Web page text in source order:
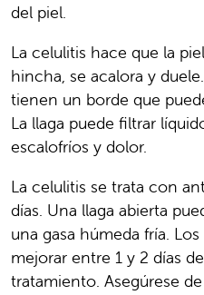
del piel.
La celulitis hace que la
hincha, se acalora y
tienen un borde que
La llaga puede filtrar
escalofríos y dolor.
La celulitis se trata con
días. Una llaga abierta
una gasa húmeda fría.
mejorar entre 1 y 2 días
tratamiento. Asegúrese